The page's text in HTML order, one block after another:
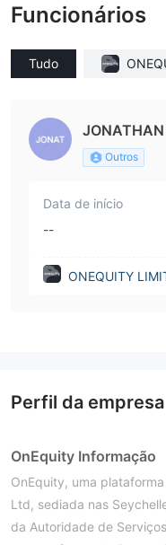
Funcionários
Tudo
Outros
Data de início
--
ONEQUITY
Perfil da empresa
OnEquity Informação
OnEquity, uma
Ltd, sediada nas
da Autoridade de